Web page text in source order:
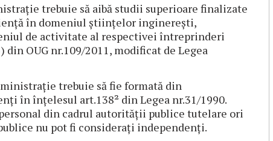
trebuie să aibă studii superioare finalizate
în domeniul științelor inginerești,
de activitate al respectivei întreprinderi
OUG nr.109/2011, modificat de Legea
trebuie să fie formată din
în înțelesul art.138² din Legea nr.31/1990.
din cadrul autorității publice tutelare ori
nu pot fi considerați independenți.